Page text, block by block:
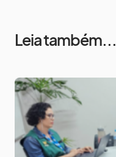
Leia também...